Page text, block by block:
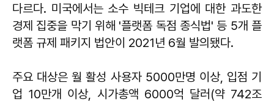
다르다. 미국에서는 소수 빅테크 기업에 대한 과도한
경제 집중을 막기 위해 '플랫폼 독점 종식법' 등 5개 플
랫폼 규제 패키지 법안이 2021년 6월 발의됐다.
주요 대상은 월 활성 사용자 5000만명 이상, 입점 기
업 10만개 이상, 시가총액 6000억 달러(약 742조